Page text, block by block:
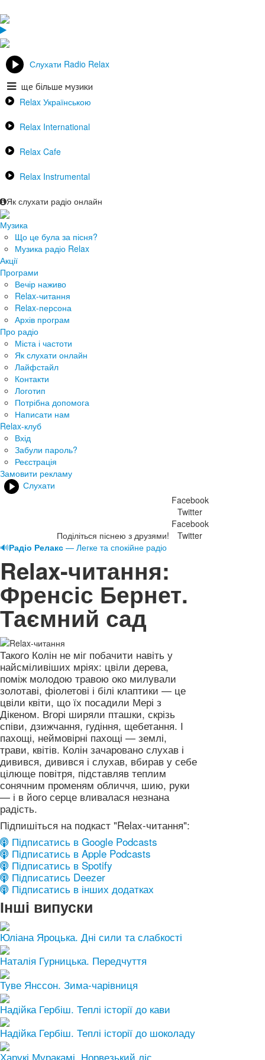
Слухати Radio Relax
ще більше музики
Relax Українською
Relax International
Relax Cafe
Relax Instrumental
Як слухати радіо онлайн
Музика
Що це була за пісня?
Музика радіо Relax
Акції
Програми
Вечір наживо
Relax-читання
Relax-персона
Архів програм
Про радіо
Міста і частоти
Як слухати онлайн
Лайфстайл
Контакти
Логотип
Потрібна допомога
Написати нам
Relax-клуб
Вхід
Забули пароль?
Реєстрація
Замовити рекламу
Слухати
Поділіться піснею з друзями!
Facebook
Twitter
Facebook
Twitter
🔊Радіо Релакс — Легке та спокійне радіо
Relax-читання:
Френсіс Бернет.
Таємний сад
Такого Колін не міг побачити навіть у
найсміливіших мріях: цвіли дерева,
поміж молодою травою око милували
золотаві, фіолетові і білі клаптики — це
цвіли квіти, що їх посадили Мері з
Дікеном. Вгорі ширяли пташки, скрізь
співи, дзижчання, гудіння, щебетання. І
пахощі, неймовірні пахощі — землі,
трави, квітів. Колін зачаровано слухав і
дивився, дивився і слухав, вбирав у себе
цілюще повітря, підставляв теплим
сонячним променям обличчя, шию, руки
— і в його серце вливалася незнана
радість.
Підпишіться на подкаст "Relax-читання":
Підписатись в Google Podcasts
Підписатись в Apple Podcasts
Підписатись в Spotify
Підписатись Deezer
Підписатись в інших додатках
Інші випуски
Юліана Яроцька. Дні сили та слабкості
Наталія Гурницька. Передчуття
Туве Янссон. Зима-чарівниця
Надійка Гербіш. Теплі історії до кави
Надійка Гербіш. Теплі історії до шоколаду
Харукі Муракамі. Норвезький ліс